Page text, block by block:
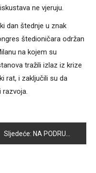
ne vjeruju.
dan štednje u znak
štedioničara održan
na kojem su
tražili izlaz iz krize
rat, i zaključili su da
razvoja.
Sljedeće: NA PODRUČJU VOGOŠĆE REKONSTRUISANO 500 METARA KVADRATNIH ZELENE POVRŠINE